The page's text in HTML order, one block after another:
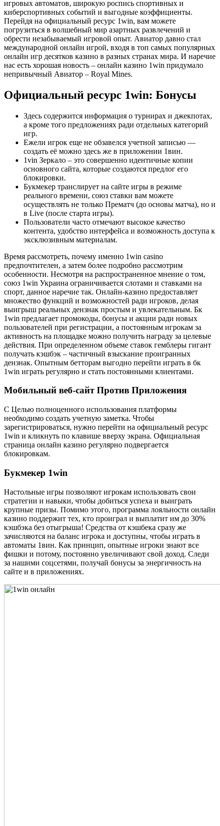
игровых автоматов, широкую роспись спортивных и
киберспортивных событий и выгодные коэффициенты.
Перейдя на официальный ресурс 1win, вам можете
погрузиться в волшебный мир азартных развлечений и
обрести незабываемый игровой опыт. Авиатор давно стал
международной онлайн игрой, входя в топ самых популярных
онлайн игр десятков казино в разных странах мира. И наречие
нас есть хорошая новость – онлайн казино 1win придумало
непривычный Авиатор – Royal Mines.
Официальный ресурс 1win: Бонусы
Здесь содержится информация о турнирах и джекпотах,
а кроме того предложениях ради отдельных категорий
игр.
Ежели игрок еще не обзавелся учетной записью —
создать её можно здесь же в приложении 1вин.
1vin Зеркало – это совершенно идентичные копии
основного сайта, которые создаются предлог его
блокировки.
Букмекер транслирует на сайте игры в режиме
реального времени, союз ставки вам можете
осуществлять не только Прематч (до основы матча), но и
в Live (после старта игры).
Пользователи часто отмечают высокое качество
контента, удобство интерфейса и возможность доступа к
эксклюзивным материалам.
Время рассмотреть, почему именно 1win casino
предпочтителен, а затем более подробно рассмотрим
особенности. Несмотря на распространенное мнение о том,
союз 1win Украина ограничивается слотами и ставками на
спорт, данное наречие так. Онлайн-казино предоставляет
множество функций и возможностей ради игроков, делая
выигрыш реальных дензнак простым и увлекательным. Бк
1win предлагает промокоды, бонусы и акции ради новых
пользователей при регистрации, а постоянным игрокам за
активность на площадке можно получить награду за целевые
действия. При определенном объеме ставок гемблеры гигант
получать кэшбэк – частичный взыскание проигранных
дензнак. Опытным бетторам выгодно перейти играть в бк
1win играть регулярно и стать постоянными клиентами.
Мобильный веб-сайт Против Приложения
С Целью полноценного использования платформы
необходимо создать учетную заметка. Чтобы
зарегистрироваться, нужно перейти на официальный ресурс
1win и кликнуть по клавише вверху экрана. Официальная
страница онлайн казино регулярно подвергается
блокировкам.
Букмекер 1win
Настольные игры позволяют игрокам использовать свои
стратегии и навыки, чтобы добиться успеха и выиграть
крупные призы. Помимо этого, программа лояльности онлайн
казино поддержит тех, кто проиграл и выплатит им до 30%
кэшбэка без отыгрыша! Средства от кэшбека сразу же
зачисляются на баланс игрока и доступны, чтобы играть в
автоматы 1вин. Как принцип, опытные игроки знают все
фишки и потому, постоянно увеличивают свой доход. Следи
за нашими соцсетями, получай бонусы за энергичность на
сайте и в приложениях.